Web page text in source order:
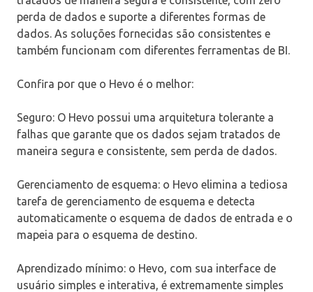
perda de dados e suporte a diferentes formas de
dados. As soluções fornecidas são consistentes e
também funcionam com diferentes ferramentas de BI.
Confira por que o Hevo é o melhor:
Seguro: O Hevo possui uma arquitetura tolerante a
falhas que garante que os dados sejam tratados de
maneira segura e consistente, sem perda de dados.
Gerenciamento de esquema: o Hevo elimina a tediosa
tarefa de gerenciamento de esquema e detecta
automaticamente o esquema de dados de entrada e o
mapeia para o esquema de destino.
Aprendizado mínimo: o Hevo, com sua interface de
usuário simples e interativa, é extremamente simples